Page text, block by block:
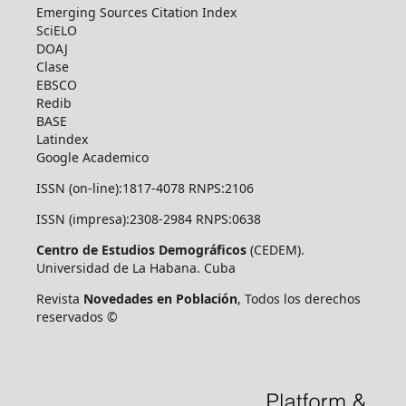
Emerging Sources Citation Index
SciELO
DOAJ
Clase
EBSCO
Redib
BASE
Latindex
Google Academico
ISSN (on-line):1817-4078 RNPS:2106
ISSN (impresa):2308-2984 RNPS:0638
Centro de Estudios Demográficos(CEDEM).
Universidad de La Habana. Cuba
Revista Novedades en Población, Todos los derechos
reservados ©